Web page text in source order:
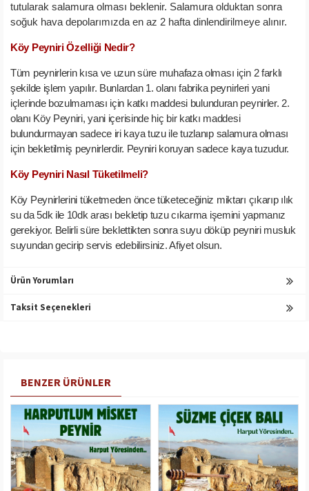
tutularak salamura olması beklenir. Salamura olduktan sonra
soğuk hava depolarımızda en az 2 hafta dinlendirilmeye alınır.
Köy Peyniri Özelliği Nedir?
Tüm peynirlerin kısa ve uzun süre muhafaza olması için 2 farklı
şekilde işlem yapılır. Bunlardan 1. olanı fabrika peynirleri yani
içlerinde bozulmaması için katkı maddesi bulunduran peynirler. 2.
olanı Köy Peyniri, yani içerisinde hiç bir katkı maddesi
bulundurmayan sadece iri kaya tuzu ile tuzlanıp salamura olması
için bekletilmiş peynirlerdir. Peyniri koruyan sadece kaya tuzudur.
Köy Peyniri Nasıl Tüketilmeli?
Köy Peynirlerini tüketmeden önce tüketeceğiniz miktarı çıkarıp ılık
su da 5dk ile 10dk arası bekletip tuzu cıkarma işemini yapmanız
gerekiyor. Belirli süre beklettikten sonra suyu döküp peyniri musluk
suyundan gecirip servis edebilirsiniz. Afiyet olsun.
Ürün Yorumları
Taksit Seçenekleri
BENZER ÜRÜNLER